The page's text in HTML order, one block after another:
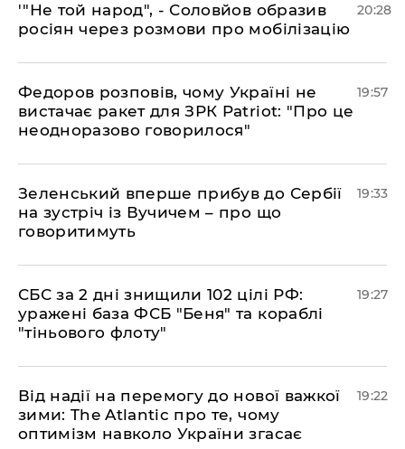
​'"Не той народ", - Соловйов образив
росіян через розмови про мобілізацію
20:28
​Федоров розповів, чому Україні не
вистачає ракет для ЗРК Patriot: "Про це
неодноразово говорилося"
19:57
​Зеленський вперше прибув до Сербії
на зустріч із Вучичем – про що
говоритимуть
19:33
​СБС за 2 дні знищили 102 цілі РФ:
уражені база ФСБ "Беня" та кораблі
"тіньового флоту"
19:27
​Від надії на перемогу до нової важкої
зими: The Atlantic про те, чому
оптимізм навколо України згасає
19:22